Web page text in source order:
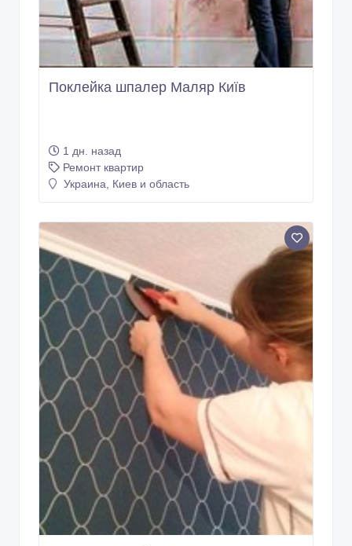
Поклейка шпалер Маляр Київ
1 дн. назад
Ремонт квартир
Украина, Киев и область